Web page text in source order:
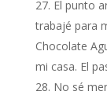
El punto
trabajé para
Chocolate
mi casa. El
No sé